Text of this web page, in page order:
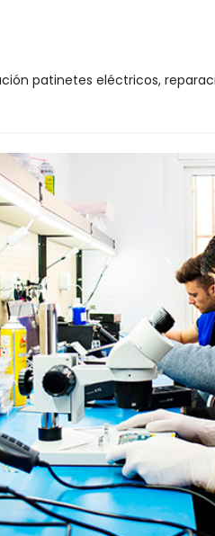
patinetes eléctricos,